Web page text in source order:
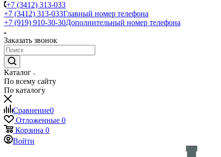
+7 (3412) 313-033
+7 (3412) 313-033Главный номер телефона
+7 (919) 910-30-30Дополнительный номер телефона
Заказать звонок
Каталог
По всему сайту
По каталогу
Сравнение0
Отложенные 0
Корзина 0
Войти